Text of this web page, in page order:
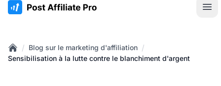
:site.title
Home
/ Blog sur le marketing d'affiliation /
Sensibilisation à la lutte contre le blanchiment d'argent